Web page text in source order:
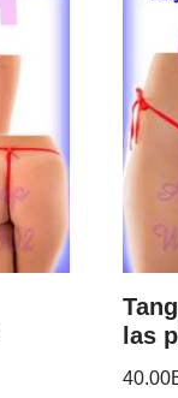
las
40.00